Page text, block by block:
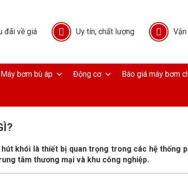
đãi về giá Uy tín, chất lượng
Máy bơm bù áp Động cơ Báo giá máy bơm
khói là thiết bị quan trọng trong các hệ thống
tâm thương mại và khu công nghiệp.